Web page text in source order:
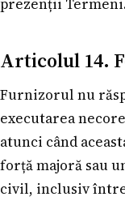
Articolul 14.
Furnizorul nu
executarea
atunci când
forță majoră sau
civil, inclusiv